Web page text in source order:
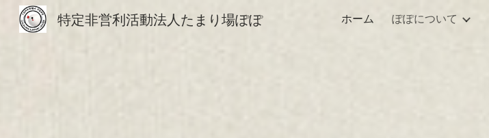
Skip to main content
特定非営利活動法人たまり場ぽぽ ホーム ぽぽについて